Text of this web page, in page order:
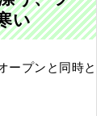
い
ープンと同時と